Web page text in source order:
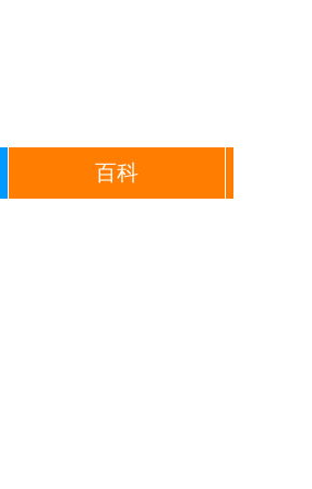
百科